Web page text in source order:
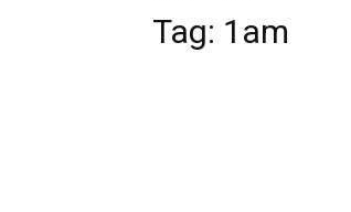
Tag: 1am